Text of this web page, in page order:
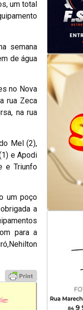
um total
semana
de água
no Nova
rua Zeca
na rua
Mel (2),
e Apodi
e Triunfo
um poço
a
para a